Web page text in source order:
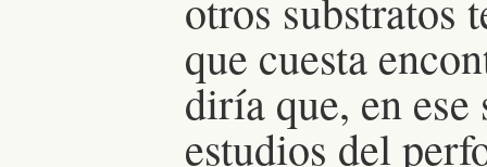
que cuesta
diría que, en
estudios del